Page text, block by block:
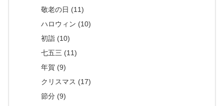
敬老の日 (11)
ハロウィン (10)
初詣 (10)
七五三 (11)
年賀 (9)
クリスマス (17)
節分 (9)